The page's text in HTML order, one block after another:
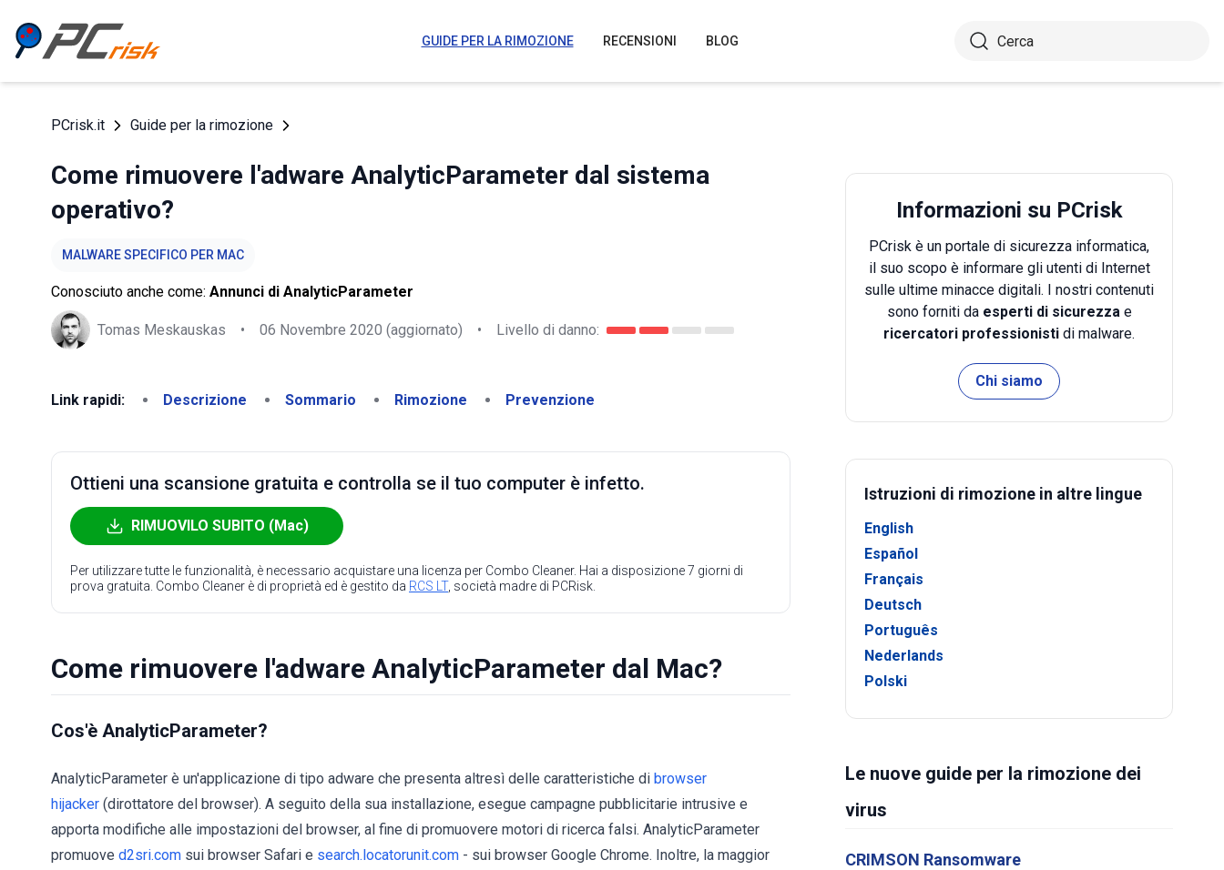
GUIDE PER LA RIMOZIONE RECENSIONI BLOG
PCrisk.it Guide per la rimozione
Come rimuovere l'adware AnalyticParameter dal sistema
operativo?
MALWARE SPECIFICO PER MAC
Conosciuto anche come: Annunci di AnalyticParameter
Tomas Meskauskas • 06 Novembre 2020 (aggiornato) • Livello di danno:
Link rapidi: Descrizione Sommario Rimozione Prevenzione
Ottieni una scansione gratuita e controlla se il tuo computer è infetto.
RIMUOVILO SUBITO (Mac)
Per utilizzare tutte le funzionalità, è necessario acquistare una licenza per Combo Cleaner. Hai a disposizione 7 giorni di
prova gratuita. Combo Cleaner è di proprietà ed è gestito da RCS LT, società madre di PCRisk.
Come rimuovere l'adware AnalyticParameter dal Mac?
Cos'è AnalyticParameter?
AnalyticParameter è un'applicazione di tipo adware che presenta altresì delle caratteristiche di browser
hijacker (dirottatore del browser). A seguito della sua installazione, esegue campagne pubblicitarie intrusive e
apporta modifiche alle impostazioni del browser, al fine di promuovere motori di ricerca falsi. AnalyticParameter
promuove d2sri.com sui browser Safari e search.locatorunit.com - sui browser Google Chrome. Inoltre, la maggior
Informazioni su PCrisk
PCrisk è un portale di sicurezza informatica,
il suo scopo è informare gli utenti di Internet
sulle ultime minacce digitali. I nostri contenuti
sono forniti da esperti di sicurezzae
ricercatori professionisti di malware.
Chi siamo
Istruzioni di rimozione in altre lingue
English
Español
Français
Deutsch
Português
Nederlands
Polski
Le nuove guide per la rimozione dei
virus
CRIMSON Ransomware